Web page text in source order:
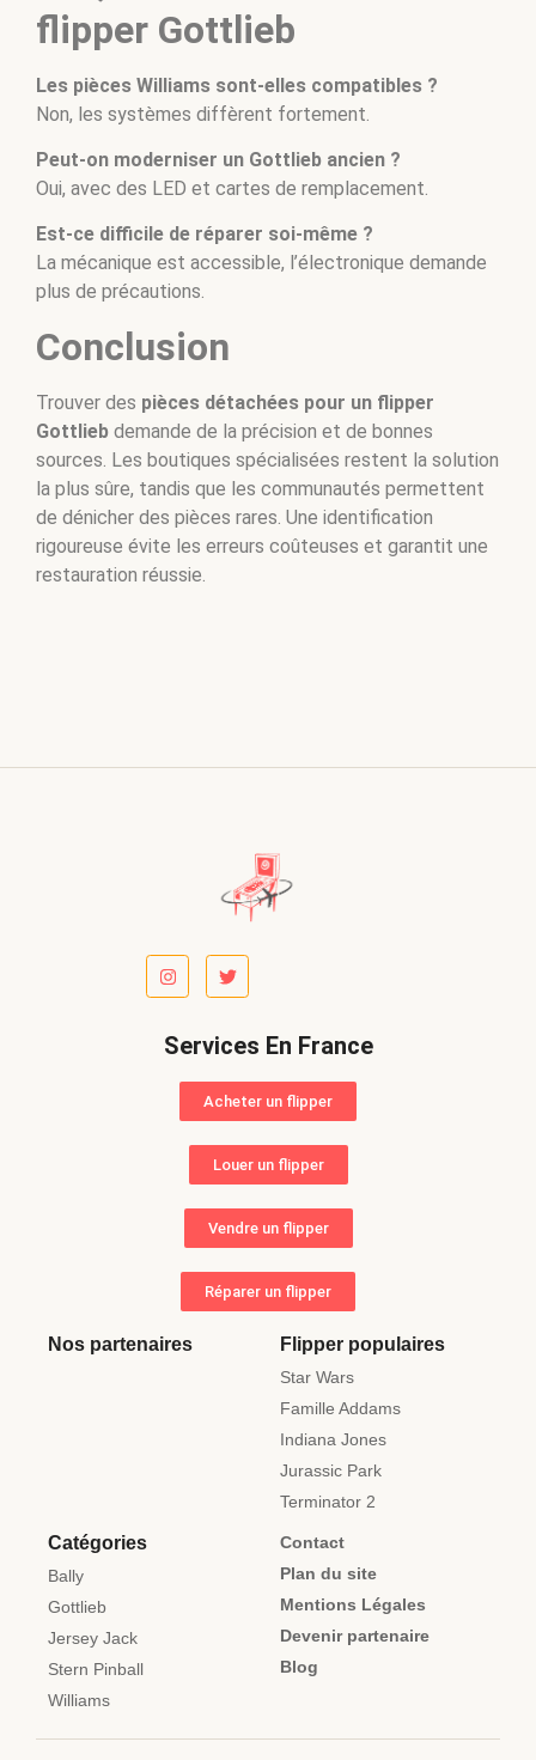
flipper Gottlieb
Les pièces Williams sont-elles compatibles ?
Non, les systèmes diffèrent fortement.
Peut-on moderniser un Gottlieb ancien ?
Oui, avec des LED et cartes de remplacement.
Est-ce difficile de réparer soi-même ?
La mécanique est accessible, l’électronique demande
plus de précautions.
Conclusion
Trouver des pièces détachées pour un flipper
Gottlieb demande de la précision et de bonnes
sources. Les boutiques spécialisées restent la solution
la plus sûre, tandis que les communautés permettent
de dénicher des pièces rares. Une identification
rigoureuse évite les erreurs coûteuses et garantit une
restauration réussie.
Services En France
Acheter un flipper
Louer un flipper
Vendre un flipper
Réparer un flipper
Nos partenaires Flipper populaires
Star Wars
Famille Addams
Indiana Jones
Jurassic Park
Terminator 2
Catégories
Bally
Gottlieb
Jersey Jack
Stern Pinball
Williams
Contact
Plan du site
Mentions Légales
Devenir partenaire
Blog